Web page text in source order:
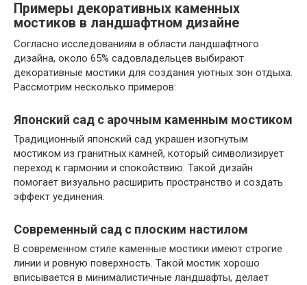
Примеры декоративных каменных
мостиков в ландшафтном дизайне
Согласно исследованиям в области ландшафтного
дизайна, около 65% садовладельцев выбирают
декоративные мостики для создания уютных зон отдыха.
Рассмотрим несколько примеров:
Японский сад с арочным каменным мостиком
Традиционный японский сад украшен изогнутым
мостиком из гранитных камней, который символизирует
переход к гармонии и спокойствию. Такой дизайн
помогает визуально расширить пространство и создать
эффект уединения.
Современный сад с плоским настилом
В современном стиле каменные мостики имеют строгие
линии и ровную поверхность. Такой мостик хорошо
вписывается в минималистичные ландшафты, делает